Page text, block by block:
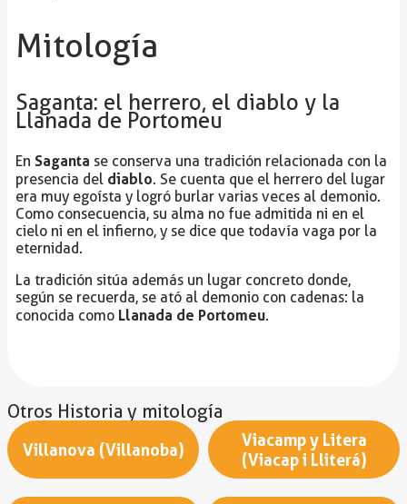
Mitología
Saganta: el herrero, el diablo y la
Llanada de Portomeu
En Saganta se conserva una tradición relacionada con la
presencia del diablo. Se cuenta que el herrero del lugar
era muy egoísta y logró burlar varias veces al demonio.
Como consecuencia, su alma no fue admitida ni en el
cielo ni en el infierno, y se dice que todavía vaga por la
eternidad.
La tradición sitúa además un lugar concreto donde,
según se recuerda, se ató al demonio con cadenas: la
conocida como Llanada de Portomeu.
Otros Historia y mitología
Villanova (Villanoba)
Viacamp y Litera
(Viacap i Lliterá)